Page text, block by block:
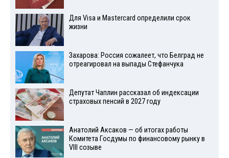
Для Visа и Mastercard определили срок
жизни
Захарова: Россия сожалеет, что Белград не
отреагировал на выпады Стефанчука
Депутат Чаплин рассказал об индексации
страховых пенсий в 2027 году
Анатолий Аксаков — об итогах работы
Комитета Госдумы по финансовому рынку в
VIII созыве